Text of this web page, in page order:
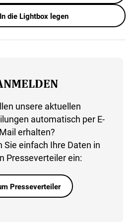
In die Lightbox legen
unsere aktuellen
automatisch per E-
Mail erhalten?
Sie einfach Ihre Daten in
Presseverteiler ein:
Presseverteiler